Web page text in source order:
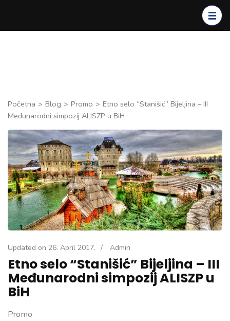
Enter)
Početna > Blog > Promo > Etno selo “Stanišić” Bijeljina – III
Međunarodni simpozij ALISZP u BiH
Updated on 26. April 2017. / Admin
Etno selo “Stanišić” Bijeljina – III
Međunarodni simpozij ALISZP u
BiH
Promo